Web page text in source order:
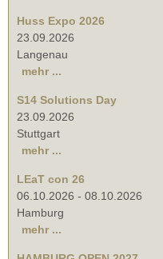
Huss Expo 2026
23.09.2026
Langenau
mehr ...
S14 Solutions Day
23.09.2026
Stuttgart
mehr ...
LEaT con 26
06.10.2026 - 08.10.2026
Hamburg
mehr ...